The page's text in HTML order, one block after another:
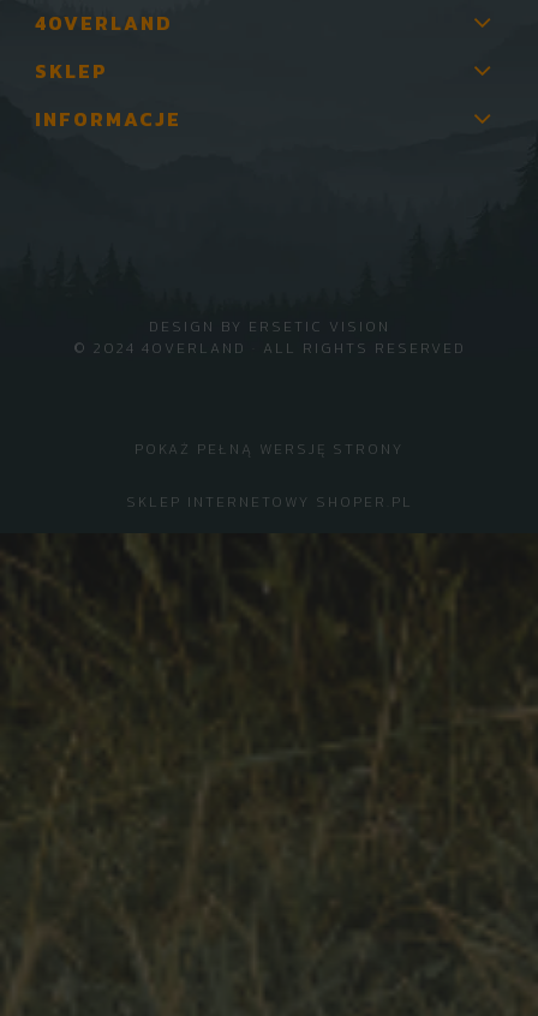
4OVERLAND
SKLEP
INFORMACJE
© 2024 4OVERLAND · ALL RIGHTS RESERVED
DESIGN BY ERSETIC VISION
POKAŻ PEŁNĄ WERSJĘ STRONY
SKLEP INTERNETOWY SHOPER.PL